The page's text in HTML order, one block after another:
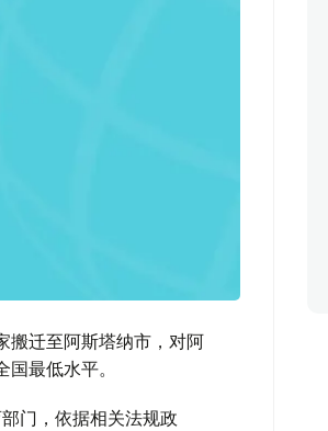
搬迁至阿斯塔纳市，对阿
最低水平。
门，依据相关法规政